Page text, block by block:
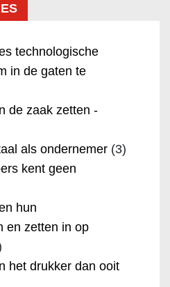
technologische
in de gaten te
de zaak zetten -
als ondernemer (3)
kent geen
hun
en zetten in op
het drukker dan ooit